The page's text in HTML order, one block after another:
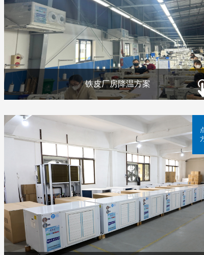
铁皮厂房降温方案